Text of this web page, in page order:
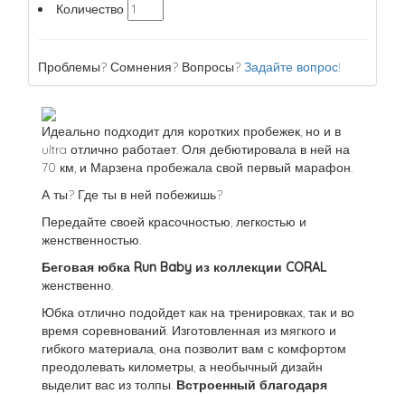
Количество
Проблемы? Сомнения? Вопросы? Задайте вопрос!
Идеально подходит для коротких пробежек, но и в
ultra отлично работает. Оля дебютировала в ней на
70 км, и Марзена пробежала свой первый марафон.
А ты? Где ты в ней побежишь?
Передайте своей красочностью, легкостью и
женственностью.
Беговая юбка Run Baby из коллекции CORAL
женственно.
Юбка отлично подойдет как на тренировках, так и во
время соревнований. Изготовленная из мягкого и
гибкого материала, она позволит вам с комфортом
преодолевать километры, а необычный дизайн
выделит вас из толпы. Встроенный благодаря